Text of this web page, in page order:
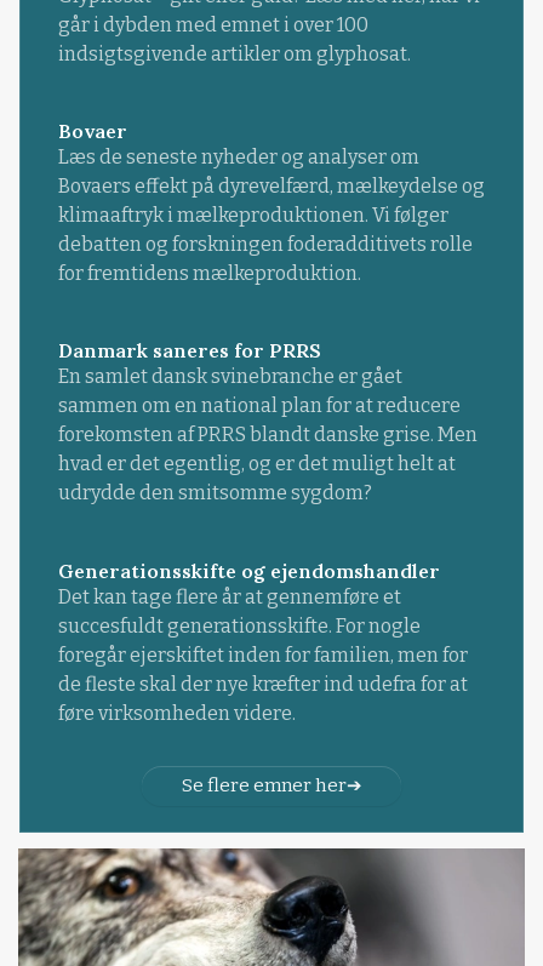
går i dybden med emnet i over 100
indsigtsgivende artikler om glyphosat.
Bovaer
Læs de seneste nyheder og analyser om
Bovaers effekt på dyrevelfærd, mælkeydelse og
klimaaftryk i mælkeproduktionen. Vi følger
debatten og forskningen foderadditivets rolle
for fremtidens mælkeproduktion.
Danmark saneres for PRRS
En samlet dansk svinebranche er gået
sammen om en national plan for at reducere
forekomsten af PRRS blandt danske grise. Men
hvad er det egentlig, og er det muligt helt at
udrydde den smitsomme sygdom?
Generationsskifte og ejendomshandler
Det kan tage flere år at gennemføre et
succesfuldt generationsskifte. For nogle
foregår ejerskiftet inden for familien, men for
de fleste skal der nye kræfter ind udefra for at
føre virksomheden videre.
Se flere emner her